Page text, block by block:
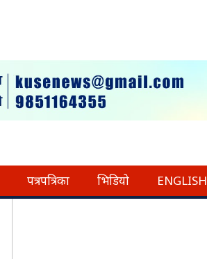
पत्रपत्रिका भिडियो ENGLISH